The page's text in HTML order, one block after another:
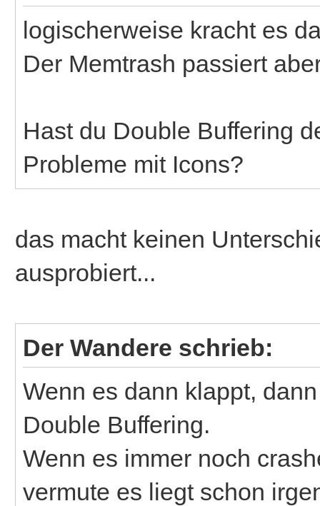
logischerweise kracht es
Der Memtrash passiert
Hast du Double Buffering
Probleme mit Icons?
das macht keinen
ausprobiert...
Der Wandere schrieb:
Wenn es dann klappt,
Double Buffering.
Wenn es immer noch
vermute es liegt schon